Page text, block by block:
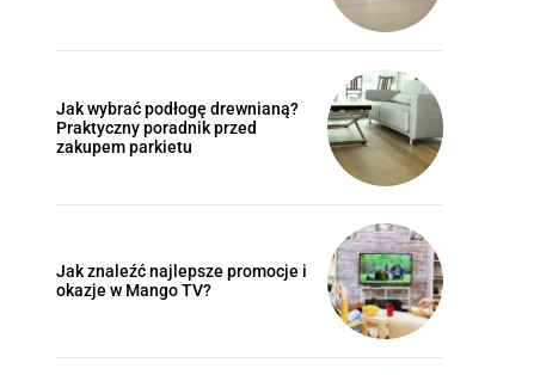
Jak wybrać podłogę drewnianą?
Praktyczny poradnik przed
zakupem parkietu
Jak znaleźć najlepsze promocje i
okazje w Mango TV?